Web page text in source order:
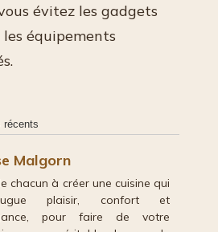
évitez les gadgets
équipements
récents
Malgorn
chacun à créer une cuisine qui
plaisir, confort et
pour faire de votre